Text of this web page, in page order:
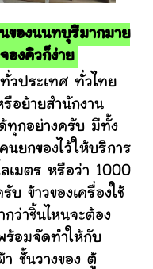
ของนนทบุรีมากมาย
องคิวก็ง่าย
ระเทศ ทั่วไทย
อย้ายสำนักงาน
ทุกอย่างครับ มีทั้ง
นยกของไว้ให้บริการ
เมตร หรือว่า 1000
บ ข้าวของเครื่องใช้
ว่าชิ้นไหนจะต้อง
ร้อมจัดทำให้กับ
ชั้นวางของ ตู้